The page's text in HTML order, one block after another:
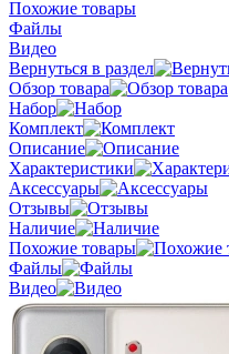
Похожие товары
Файлы
Видео
Вернуться в раздел
Обзор товара
Набор
Комплект
Описание
Характеристики
Аксессуары
Отзывы
Наличие
Похожие товары
Файлы
Видео